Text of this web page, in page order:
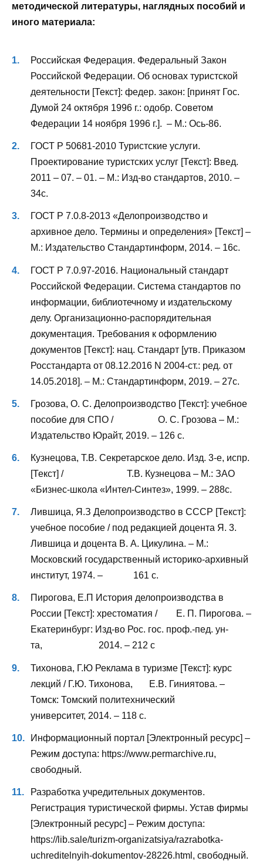
методической литературы, наглядных пособий и
иного материала:
Российская Федерация. Федеральный Закон
Российской Федерации. Об основах туристской
деятельности [Текст]: федер. закон: [принят Гос.
Думой 24 октября 1996 г.: одобр. Советом
Федерации 14 ноября 1996 г.]. – М.: Ось-86.
ГОСТ Р 50681-2010 Туристские услуги.
Проектирование туристских услуг [Текст]: Введ.
2011 – 07. – 01. – М.: Изд-во стандартов, 2010. –
34с.
ГОСТ Р 7.0.8-2013 «Делопроизводство и
архивное дело. Термины и определения» [Текст] –
М.: Издательство Стандартинформ, 2014. – 16с.
ГОСТ Р 7.0.97-2016. Национальный стандарт
Российской Федерации. Система стандартов по
информации, библиотечному и издательскому
делу. Организационно-распорядительная
документация. Требования к оформлению
документов [Текст]: нац. Стандарт [утв. Приказом
Росстандарта от 08.12.2016 N 2004-ст.: ред. от
14.05.2018]. – М.: Стандартинформ, 2019. – 27с.
Грозова, О. С. Делопроизводство [Текст]: учебное
пособие для СПО / О. С. Грозова – М.:
Издательство Юрайт, 2019. – 126 с.
Кузнецова, Т.В. Секретарское дело. Изд. 3-е, испр.
[Текст] / Т.В. Кузнецова – М.: ЗАО
«Бизнес-школа «Интел-Синтез», 1999. – 288с.
Лившица, Я.З Делопроизводство в СССР [Текст]:
учебное пособие / под редакцией доцента Я. 3.
Лившица и доцента В. А. Цикулина. – М.:
Московский государственный историко-архивный
институт, 1974. – 161 с.
Пирогова, Е.П История делопроизводства в
России [Текст]: хрестоматия / Е. П. Пирогова. –
Екатеринбург: Изд-во Рос. гос. проф.-пед. ун-
та, 2014. – 212 с
Тихонова, Г.Ю Реклама в туризме [Текст]: курс
лекций / Г.Ю. Тихонова, Е.В. Гиниятова. –
Томск: Томский политехнический
университет, 2014. – 118 с.
Информационный портал [Электронный ресурс] –
Режим доступа: https://www.permarchive.ru,
свободный.
Разработка учредительных документов.
Регистрация туристической фирмы. Устав фирмы
[Электронный ресурс] – Режим доступа:
https://lib.sale/turizm-organizatsiya/razrabotka-
uchreditelnyih-dokumentov-28226.html, свободный.